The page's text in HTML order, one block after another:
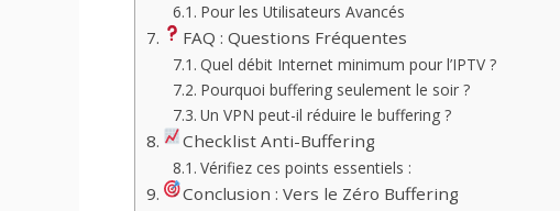
Pour les Utilisateurs Avancés
FAQ : Questions Fréquentes
Quel débit Internet minimum pour l’IPTV ?
Pourquoi buffering seulement le soir ?
Un VPN peut-il réduire le buffering ?
Checklist Anti-Buffering
Vérifiez ces points essentiels :
Conclusion : Vers le Zéro Buffering